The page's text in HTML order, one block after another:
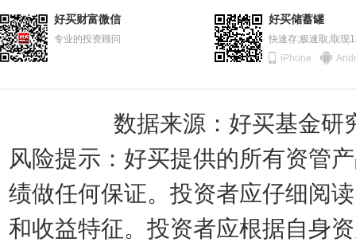
好买财富微信
专业的投资顾问
好买储蓄罐
快速存;极速取;取现
iPhone
数据来源：好买基金研
风险提示：好买提供的所有资管
绩做任何保证。投资者应仔细阅
和收益特征。投资者应根据自身